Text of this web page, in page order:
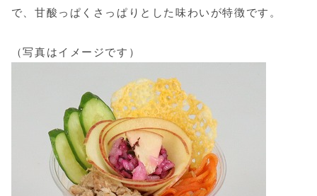
で、甘酸っぱくさっぱりとした味わいが特徴です。
（写真はイメージです）